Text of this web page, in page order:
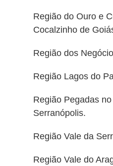
Região do Ouro e
Cocalzinho de
Região dos
Região Lagos do
Região Pegadas
Serranópolis.
Região Vale da
Região Vale do